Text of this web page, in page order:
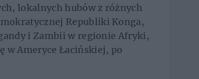
lokalnych hubów z różnych
Republiki Konga,
i Zambii w regionie Afryki,
w Ameryce Łacińskiej, po